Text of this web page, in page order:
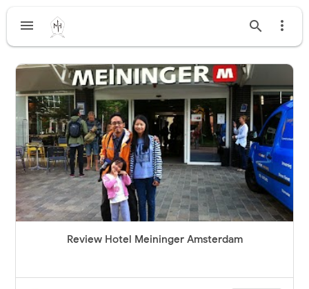
  
Review Hotel Meininger Amsterdam